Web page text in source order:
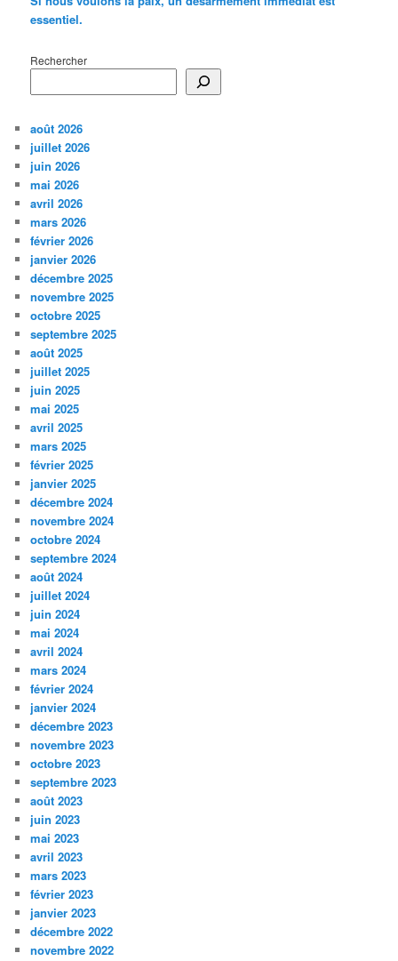
essentiel.
Rechercher
août 2026
juillet 2026
juin 2026
mai 2026
avril 2026
mars 2026
février 2026
janvier 2026
décembre 2025
novembre 2025
octobre 2025
septembre 2025
août 2025
juillet 2025
juin 2025
mai 2025
avril 2025
mars 2025
février 2025
janvier 2025
décembre 2024
novembre 2024
octobre 2024
septembre 2024
août 2024
juillet 2024
juin 2024
mai 2024
avril 2024
mars 2024
février 2024
janvier 2024
décembre 2023
novembre 2023
octobre 2023
septembre 2023
août 2023
juin 2023
mai 2023
avril 2023
mars 2023
février 2023
janvier 2023
décembre 2022
novembre 2022